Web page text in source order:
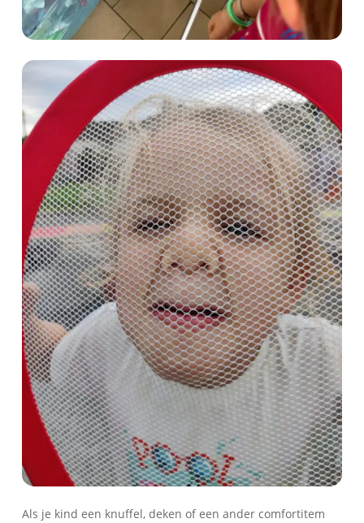
Als je kind een knuffel, deken of een ander comfortitem